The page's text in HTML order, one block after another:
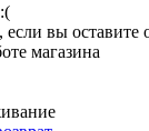
вы оставите
магазина